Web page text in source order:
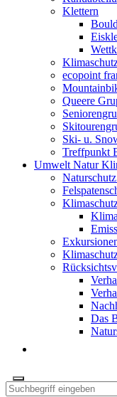
Klettern
ecopoint
Queere
Ski- u.
Treffpunkt
Umwelt Natur
Das